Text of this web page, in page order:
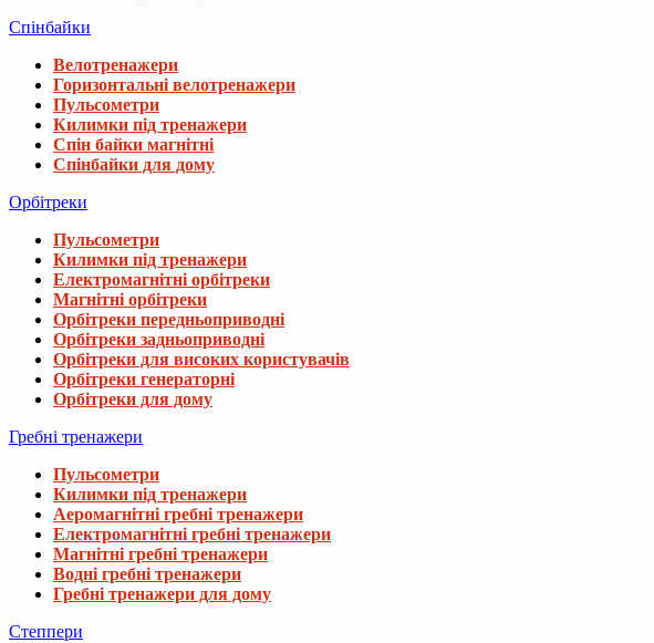
Спінбайки
Велотренажери
Горизонтальні велотренажери
Пульсометри
Килимки під тренажери
Спін байки магнітні
Спінбайки для дому
Орбітреки
Пульсометри
Килимки під тренажери
Електромагнітні орбітреки
Магнітні орбітреки
Орбітреки передньоприводні
Орбітреки задньоприводні
Орбітреки для високих користувачів
Орбітреки генераторні
Орбітреки для дому
Гребні тренажери
Пульсометри
Килимки під тренажери
Аеромагнітні гребні тренажери
Електромагнітні гребні тренажери
Магнітні гребні тренажери
Водні гребні тренажери
Гребні тренажери для дому
Степпери
Вибачте, даний товар відсутній на складі
Ми підібрали для вас схожі товари
Велотренажер Besport BS-1560 XRAY магнітний чорно-жовтий
10 677 ₴